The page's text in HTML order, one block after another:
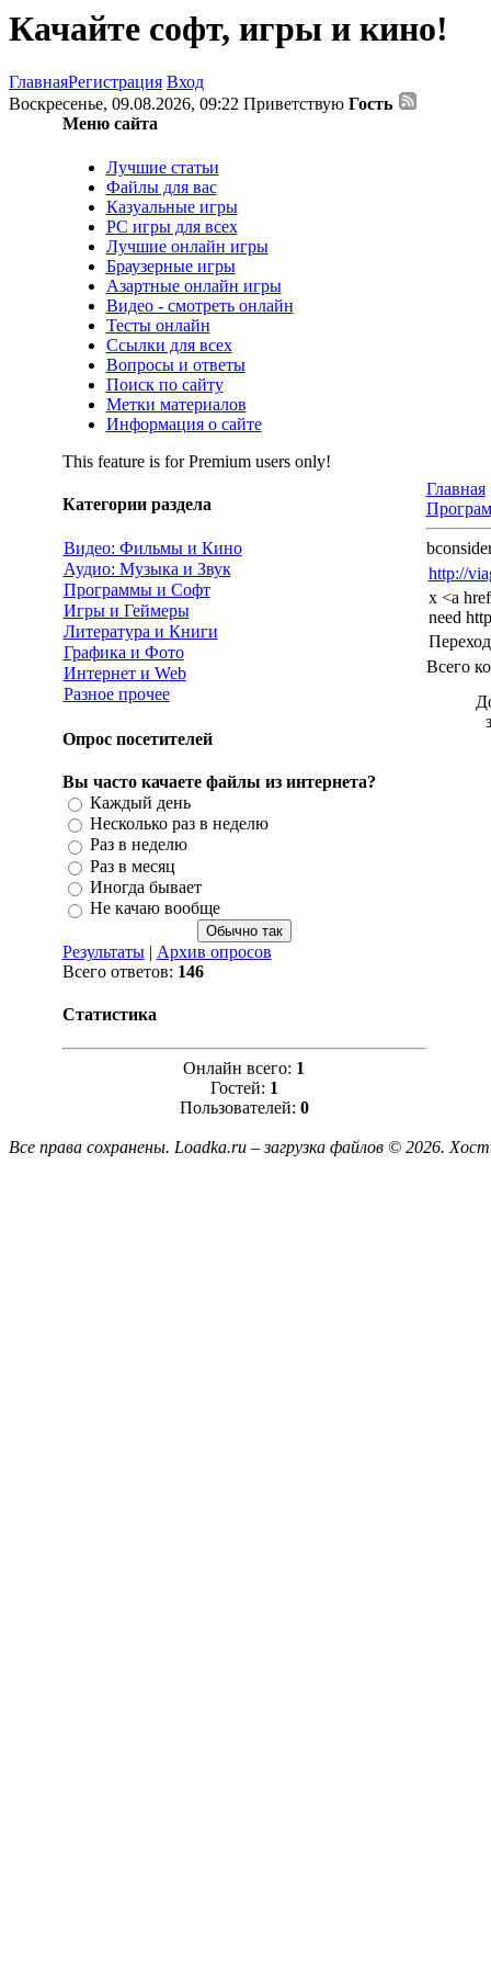
Качайте софт, игры и кино!
ГлавнаяРегистрация Вход
Воскресенье, 09.08.2026, 09:22 Приветствую Гость
Меню сайта
Лучшие статьи
Файлы для вас
Казуальные игры
PC игры для всех
Лучшие онлайн игры
Браузерные игры
Азартные онлайн игры
Видео - смотреть онлайн
Тесты онлайн
Ссылки для всех
Вопросы и ответы
Поиск по сайту
Метки материалов
Информация о сайте
This feature is for Premium users only!
Категории раздела
Видео: Фильмы и Кино
Аудио: Музыка и Звук
Программы и Софт
Игры и Геймеры
Литература и Книги
Графика и Фото
Интернет и Web
Разное прочее
Опрос посетителей
Вы часто качаете файлы из интернета?
Каждый день
Несколько раз в неделю
Раз в неделю
Раз в месяц
Иногда бывает
Не качаю вообще
Результаты| Архив опросов
Всего ответов: 146
Статистика
Онлайн всего: 1
Гостей: 1
Пользователей: 0
Главная
http://
x <a
need
Всего
Все права сохранены. Loadka.ru – загрузка файлов © 2026.